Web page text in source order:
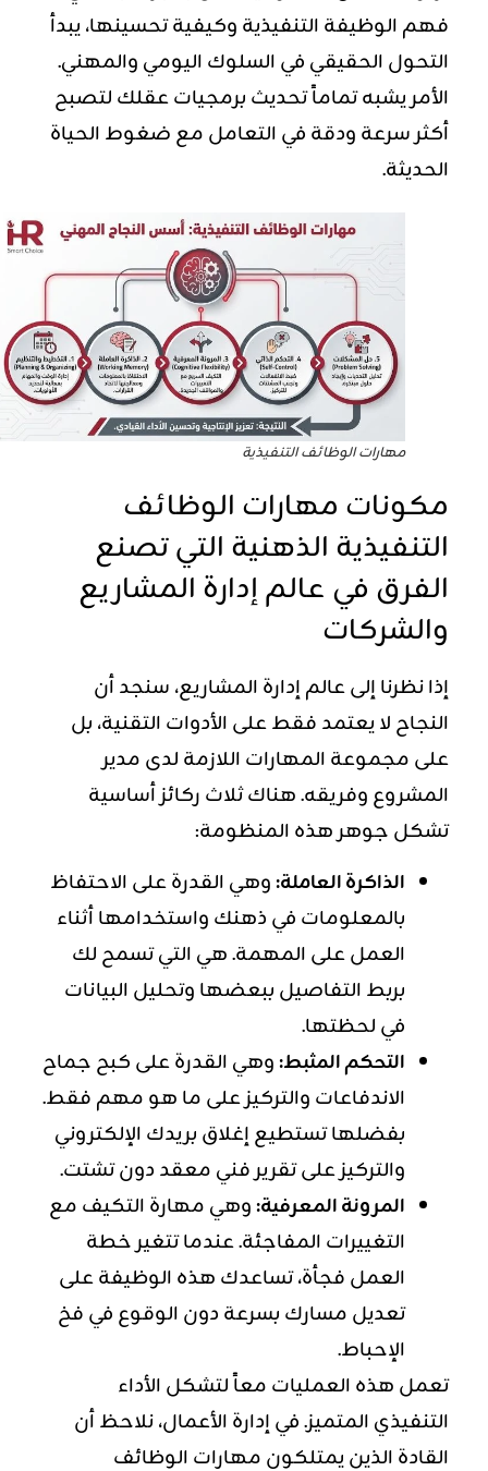
فهم الوظيفة التنفيذية وكيفية تحسينها، يبدأ
التحول الحقيقي في السلوك اليومي والمهني.
الأمر يشبه تماماً تحديث برمجيات عقلك لتصبح
أكثر سرعة ودقة في التعامل مع ضغوط الحياة
الحديثة.
مهارات الوظائف التنفيذية
مكونات مهارات الوظائف
التنفيذية الذهنية التي تصنع
الفرق في عالم إدارة المشاريع
والشركات
إذا نظرنا إلى عالم إدارة المشاريع، سنجد أن
النجاح لا يعتمد فقط على الأدوات التقنية، بل
على مجموعة المهارات اللازمة لدى مدير
المشروع وفريقه. هناك ثلاث ركائز أساسية
تشكل جوهر هذه المنظومة:
الذاكرة العاملة:وهي القدرة على الاحتفاظ
بالمعلومات في ذهنك واستخدامها أثناء
العمل على المهمة. هي التي تسمح لك
بربط التفاصيل ببعضها وتحليل البيانات
في لحظتها.
التحكم المثبط:وهي القدرة على كبح جماح
الاندفاعات والتركيز على ما هو مهم فقط.
بفضلها تستطيع إغلاق بريدك الإلكتروني
والتركيز على تقرير فني معقد دون تشتت.
المرونة المعرفية:وهي مهارة التكيف مع
التغييرات المفاجئة. عندما تتغير خطة
العمل فجأة، تساعدك هذه الوظيفة على
تعديل مسارك بسرعة دون الوقوع في فخ
الإحباط.
تعمل هذه العمليات معاً لتشكل الأداء
التنفيذي المتميز. في إدارة الأعمال، نلاحظ أن
القادة الذين يمتلكون مهارات الوظائف